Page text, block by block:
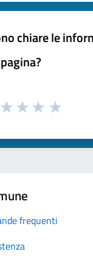
chiare le
frequenti